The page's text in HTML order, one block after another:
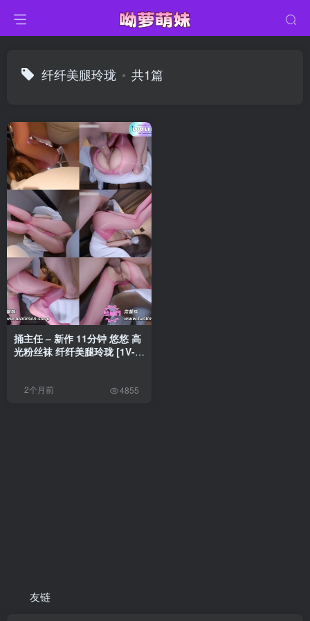
纤纤美腿玲珑 共1篇
捅主任 – 新作 11分钟 悠悠 高
光粉丝袜 纤纤美腿玲珑 [1V-
2个月前 4855
友链